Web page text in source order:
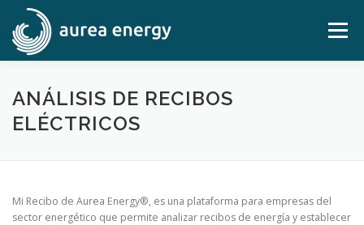
contenido
Menú
OBJETIVOS ALCANCES SERVICIOS
ANÁLISIS DE RECIBOS
ELÉCTRICOS
Mi Recibo de Aurea Energy®, es una plataforma para empresas del
sector energético que permite analizar recibos de energía y establecer